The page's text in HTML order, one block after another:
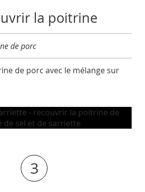
la poitrine
de porc
de porc avec le mélange sur
3